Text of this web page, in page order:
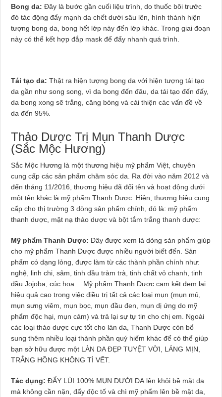
Bong da: Đây là bước gần cuối liệu trình, do thuốc bôi trước
đó tác động đẩy mạnh da chết dưới sâu lên, hình thành hiện
tượng bong da, bong hết lớp này đến lớp khác. Trong giai đoạn
này có thể kết hợp đắp mask để đẩy nhanh quá trình.
Tái tạo da: Thật ra hiện tượng bong da với hiện tượng tái tạo
da gần như song song, vì da bong đến đâu, da tái tạo đến đấy,
da bong xong sẽ trắng, căng bóng và cải thiện các vấn đề về
da đến 95%.
Thảo Dược Trị Mụn Thanh Dược
(Sắc Mộc Hương)
Sắc Mộc Hương là một thương hiệu mỹ phẩm Việt, chuyên
cung cấp các sản phẩm chăm sóc da. Ra đời vào năm 2012 và
đến tháng 11/2016, thương hiệu đã đổi tên và hoạt động dưới
một tên khác là mỹ phẩm Thanh Dược. Hiện, thương hiệu cung
cấp cho thị trường 3 dòng sản phẩm chính, đó là: mỹ phẩm
thanh dược, mặt nạ thảo dược và bột tắm trắng thanh dược:
Mỹ phẩm Thanh Dược:Đây được xem là dòng sản phẩm giúp
cho mỹ phẩm Thanh Dược được nhiều người biết đến. Sản
phẩm có dạng lỏng, được làm từ các thành phần chính như:
nghệ, linh chi, sâm, tinh dầu tràm trà, tinh chất vỏ chanh, tinh
dầu Jojoba, cúc hoa… Mỹ phẩm Thanh Dược cam kết đem lại
hiệu quả cao trong việc điều trị tất cả các loại mụn (mụn mủ,
mụn sưng viêm, mụn bọc, mụn đầu đen, mụn dị ứng do mỹ
phẩm độc hại, mụn cám) và trả lại sự tự tin cho chị em. Ngoài
các loại thảo dược cực tốt cho làn da, Thanh Dược còn bổ
sung thêm nhiều loại thành phần quý hiếm khác để có thể giúp
bạn sở hữu được một LÀN DA ĐẸP TUYỆT VỜI, LÁNG MỊN,
TRẮNG HỒNG KHÔNG TÌ VẾT.
Tác dụng:ĐẨY LÙI 100% MỤN DƯỚI DA lên khỏi bề mặt da
mà không cần nặn, đẩy độc tố và chì mỹ phẩm lên bề mặt da,